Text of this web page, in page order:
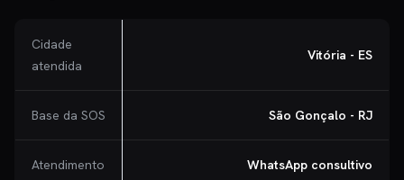
Cidade
atendida
Vitória - ES
Base da SOS São Gonçalo - RJ
Atendimento WhatsApp consultivo